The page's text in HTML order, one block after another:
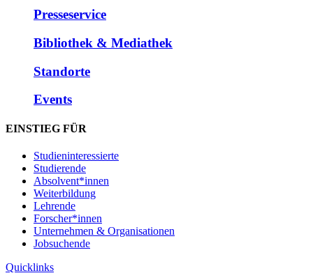
Presseservice
Bibliothek & Mediathek
Standorte
Events
EINSTIEG FÜR
Studieninteressierte
Studierende
Absolvent*innen
Weiterbildung
Lehrende
Forscher*innen
Unternehmen & Organisationen
Jobsuchende
Quicklinks